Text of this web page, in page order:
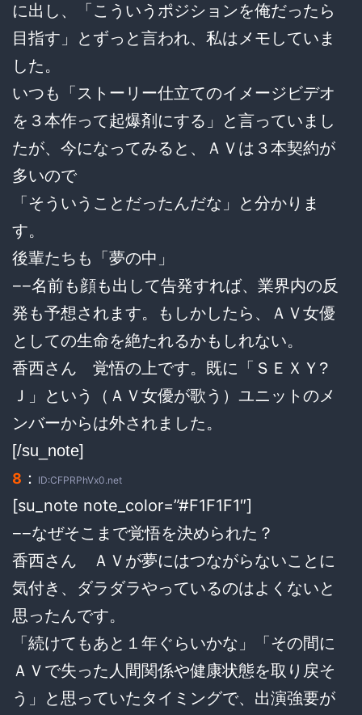
に出し、「こういうポジションを俺だったら
目指す」とずっと言われ、私はメモしていま
した。
いつも「ストーリー仕立てのイメージビデオ
を３本作って起爆剤にする」と言っていまし
たが、今になってみると、ＡＶは３本契約が
多いので
「そういうことだったんだな」と分かりま
す。
後輩たちも「夢の中」
−−名前も顔も出して告発すれば、業界内の反
発も予想されます。もしかしたら、ＡＶ女優
としての生命を絶たれるかもしれない。
香西さん 覚悟の上です。既に「ＳＥＸＹ?
Ｊ」という（ＡＶ女優が歌う）ユニットのメ
ンバーからは外されました。
[/su_note]
8 ： ID:CFPRPhVx0.net
[su_note note_color=”#F1F1F1″]
−−なぜそこまで覚悟を決められた？
香西さん ＡＶが夢にはつながらないことに
気付き、ダラダラやっているのはよくないと
思ったんです。
「続けてもあと１年ぐらいかな」「その間に
ＡＶで失った人間関係や健康状態を取り戻そ
う」と思っていたタイミングで、出演強要が